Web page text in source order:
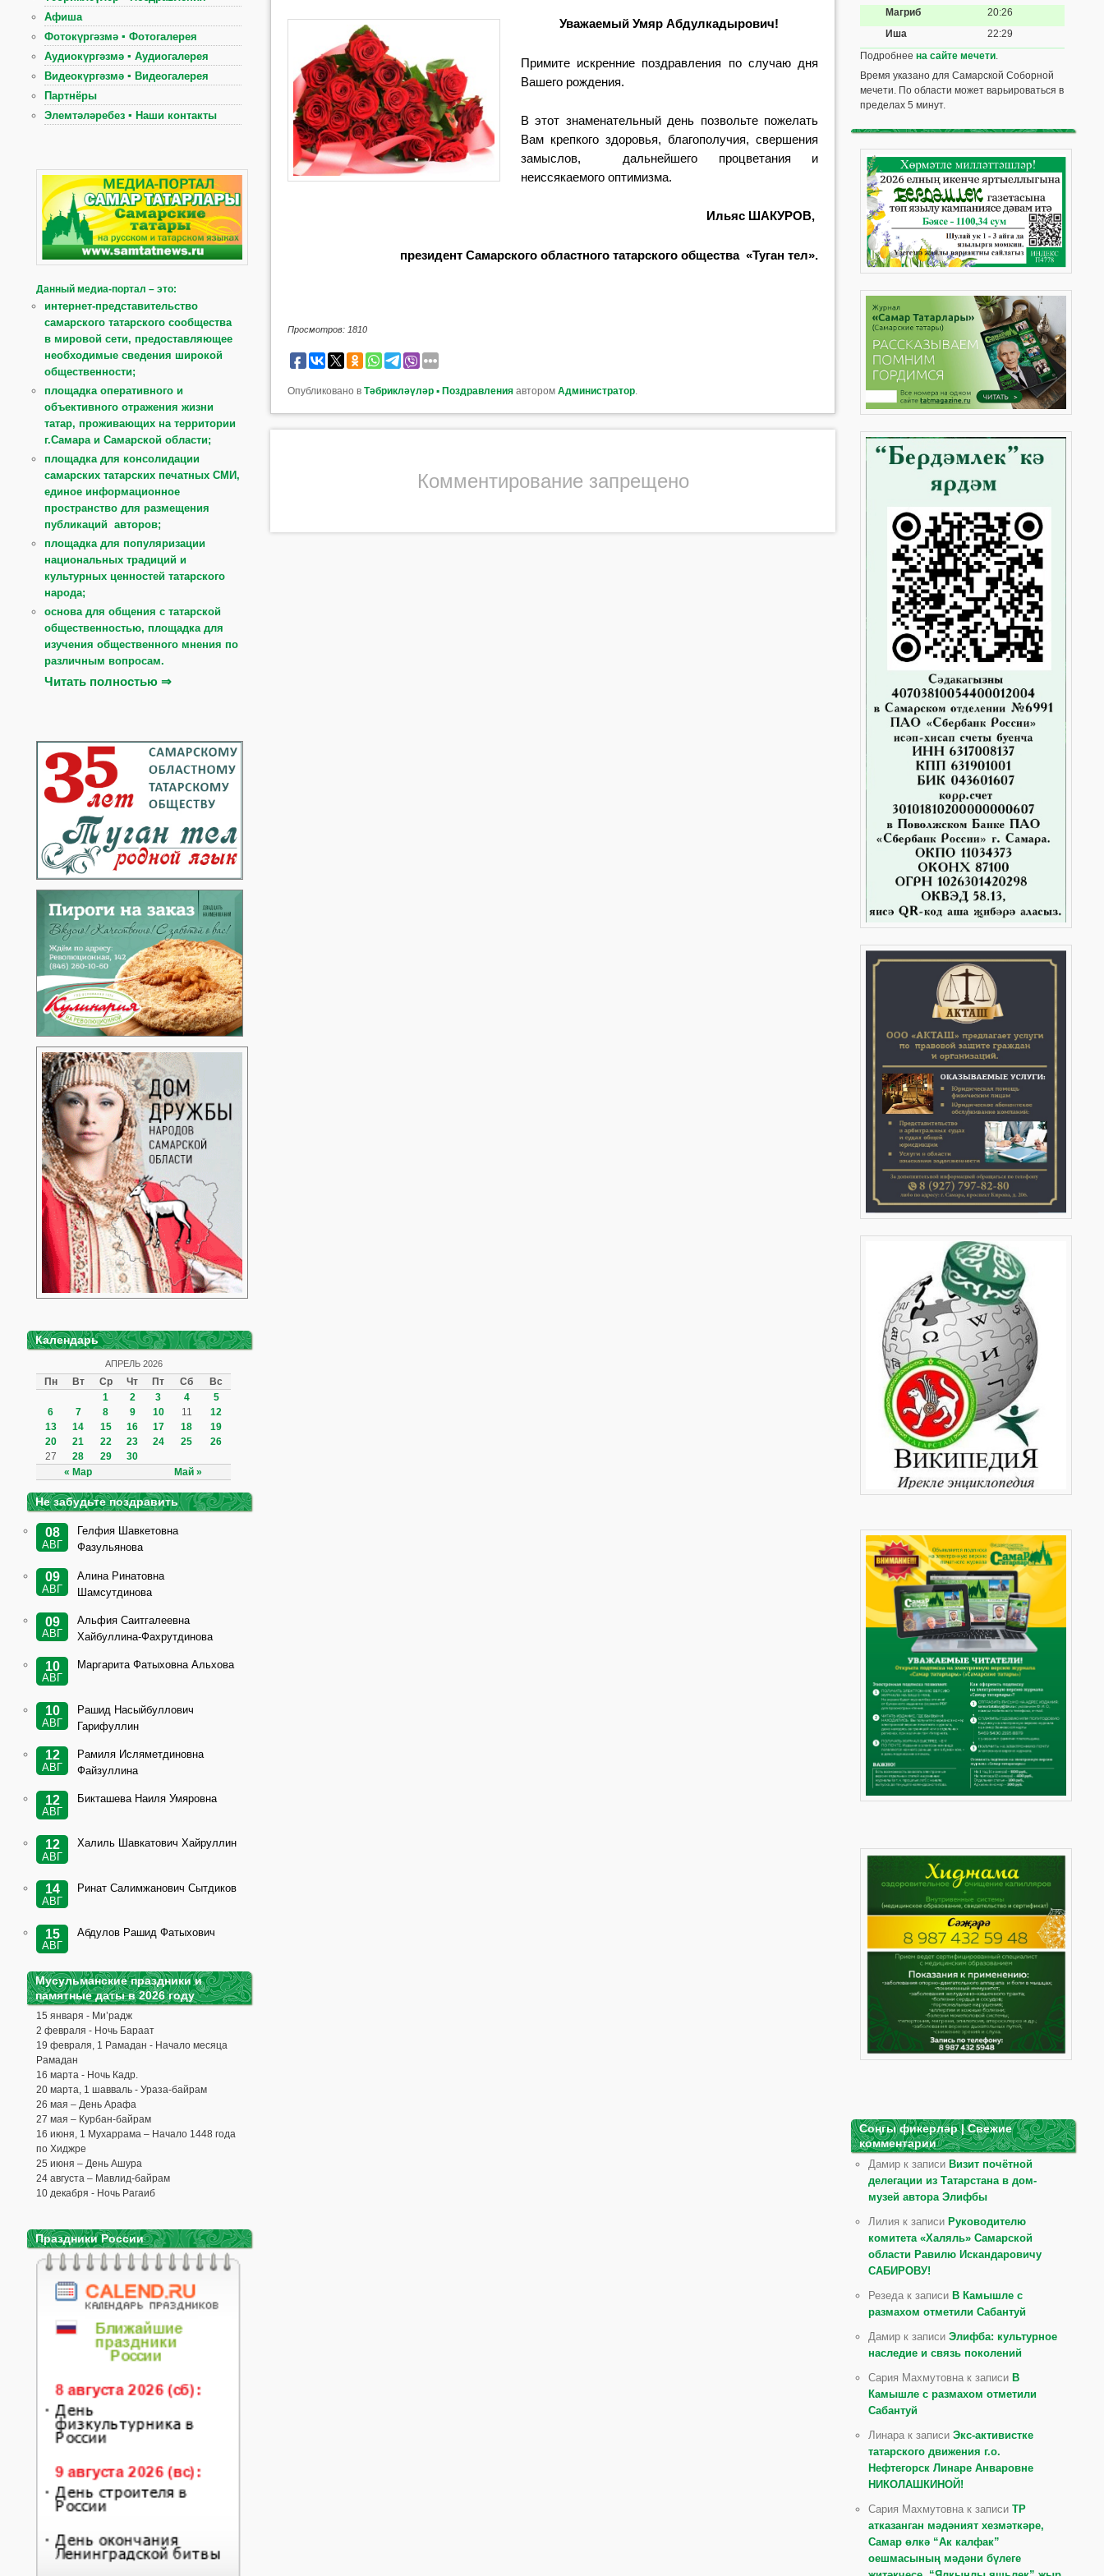
Уважаемый Умяр Абдулкадырович!
Примите искренние поздравления по случаю дня
Вашего рождения.
В этот знаменательный день позвольте пожелать
Вам крепкого здоровья, благополучия, свершения
замыслов, дальнейшего процветания и
неиссякаемого оптимизма.
Ильяс ШАКУРОВ,
президент Самарского областного татарского общества «Туган тел».
Просмотров: 1810
Опубликовано вТәбрикләүләр ▪ Поздравления авторомАдминистратор.
Комментирование запрещено
Афиша
Фотокүргәзмә ▪ Фотогалерея
Аудиокүргәзмә ▪ Аудиогалерея
Видеокүргәзмә ▪ Видеогалерея
Партнёры
Элемтәләребез ▪ Наши контакты
Данный медиа-портал – это:
интернет-представительство
самарского татарского сообщества
в мировой сети, предоставляющее
необходимые сведения широкой
общественности;
площадка оперативного и
объективного отражения жизни
татар, проживающих на территории
г.Самара и Самарской области;
площадка для консолидации
самарских татарских печатных СМИ,
единое информационное
пространство для размещения
публикаций авторов;
площадка для популяризации
национальных традиций и
культурных ценностей татарского
народа;
основа для общения с татарской
общественностью, площадка для
изучения общественного мнения по
различным вопросам.
Читать полностью ⇒
Календарь
АПРЕЛЬ 2026
Пн Вт Ср Чт Пт Сб Вс
« Мар Май »
1 2 3 4
5
6
7 8 9 10 11
12
13
14 15 16 17 18
19
20
21 22 23 24 25
26
27
28 29 30
Не забудьте поздравить
08
АВГ
Гелфия Шавкетовна
Фазульянова
09
АВГ
Алина Ринатовна
Шамсутдинова
09
АВГ
Альфия Саитгалеевна
Хайбуллина-Фахрутдинова
10
АВГ
Маргарита Фатыховна Альхова
10
АВГ
Рашид Насыйбуллович
Гарифуллин
12
АВГ
Рамиля Исляметдиновна
Файзуллина
12
АВГ
Бикташева Наиля Умяровна
12
АВГ
Халиль Шавкатович Хайруллин
14
АВГ
Ринат Салимжанович Сытдиков
15
АВГ
Абдулов Рашид Фатыхович
Мусульманские праздники и
памятные даты в 2026 году
15 января - Ми’радж
2 февраля - Ночь Бараат
19 февраля, 1 Рамадан - Начало месяца
Рамадан
16 марта - Ночь Кадр.
20 марта, 1 шавваль - Ураза-байрам
26 мая – День Арафа
27 мая – Курбан-байрам
16 июня, 1 Мухаррама – Начало 1448 года
по Хиджре
25 июня – День Ашура
24 августа – Мавлид-байрам
10 декабря - Ночь Рагаиб
Праздники России
Магриб
20:26
Иша
22:29
Подробнеена сайте мечети.
Время указано для Самарской Соборной
мечети. По области может варьироваться в
пределах 5 минут.
Соңгы фикерләр | Свежие
комментарии
Дамир к записи Визит почётной
делегации из Татарстана в дом-
музей автора Элифбы
Лилия к записи Руководителю
комитета «Халяль» Самарской
области Равилю Искандаровичу
САБИРОВУ!
Резеда к записи В Камышле с
размахом отметили Сабантуй
Дамир к записиЭлифба: культурное
наследие и связь поколений
Сария Махмутовна к записи В
Камышле с размахом отметили
Сабантуй
Линара к записиЭкс-активистке
татарского движения г.о.
Нефтегорск Линаре Анваровне
НИКОЛАШКИНОЙ!
Сария Махмутовна к записиТР
атказанган мәдәният хезмәткәре,
Самар өлкә “Ак калфак”
оешмасының мәдәни бүлеге